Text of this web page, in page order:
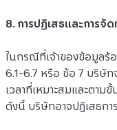
8. การปฏิเสธและการจั
ในกรณีที่เจ้าของข้อมูลร้
6.1-6.7 หรือ ข้อ 7 บริษัท
เวลาที่เหมาะสมและตา
ดังนี้ บริษัทอาจปฏิเสธกา